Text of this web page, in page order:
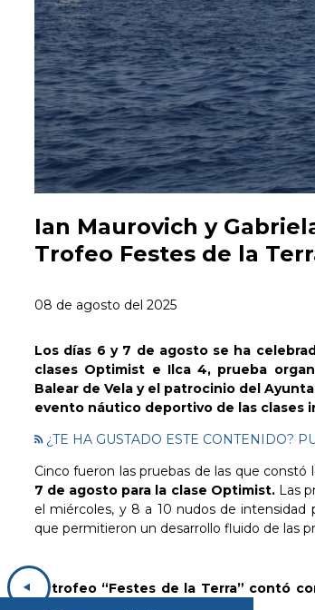
Ian Maurovich y
Trofeo Festes de la
08 de agosto del 2025
Los días 6 y 7 de agosto se ha
clases Optimist e Ilca 4, prueba
Balear de Vela y el patrocinio del
evento náutico deportivo de las clases
¿TE HA GUSTADO ESTE CONTENIDO?
Cinco fueron las pruebas de las que constó
7 de agosto para la clase Optimist.Las
el miércoles, y 8 a 10 nudos de intensidad
que permitieron un desarrollo fluido de las
El trofeo “Festes de la Terra” contó